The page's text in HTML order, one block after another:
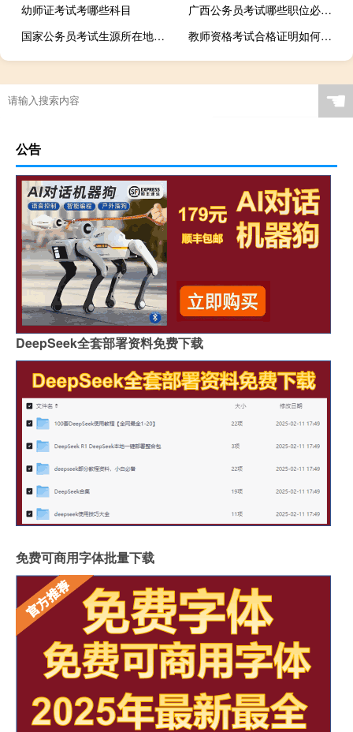
幼师证考试考哪些科目
广西公务员考试哪些职位必须体测
国家公务员考试生源所在地是什么意思
教师资格考试合格证明如何去认定
☚
公告
DeepSeek全套部署资料免费下载
免费可商用字体批量下载